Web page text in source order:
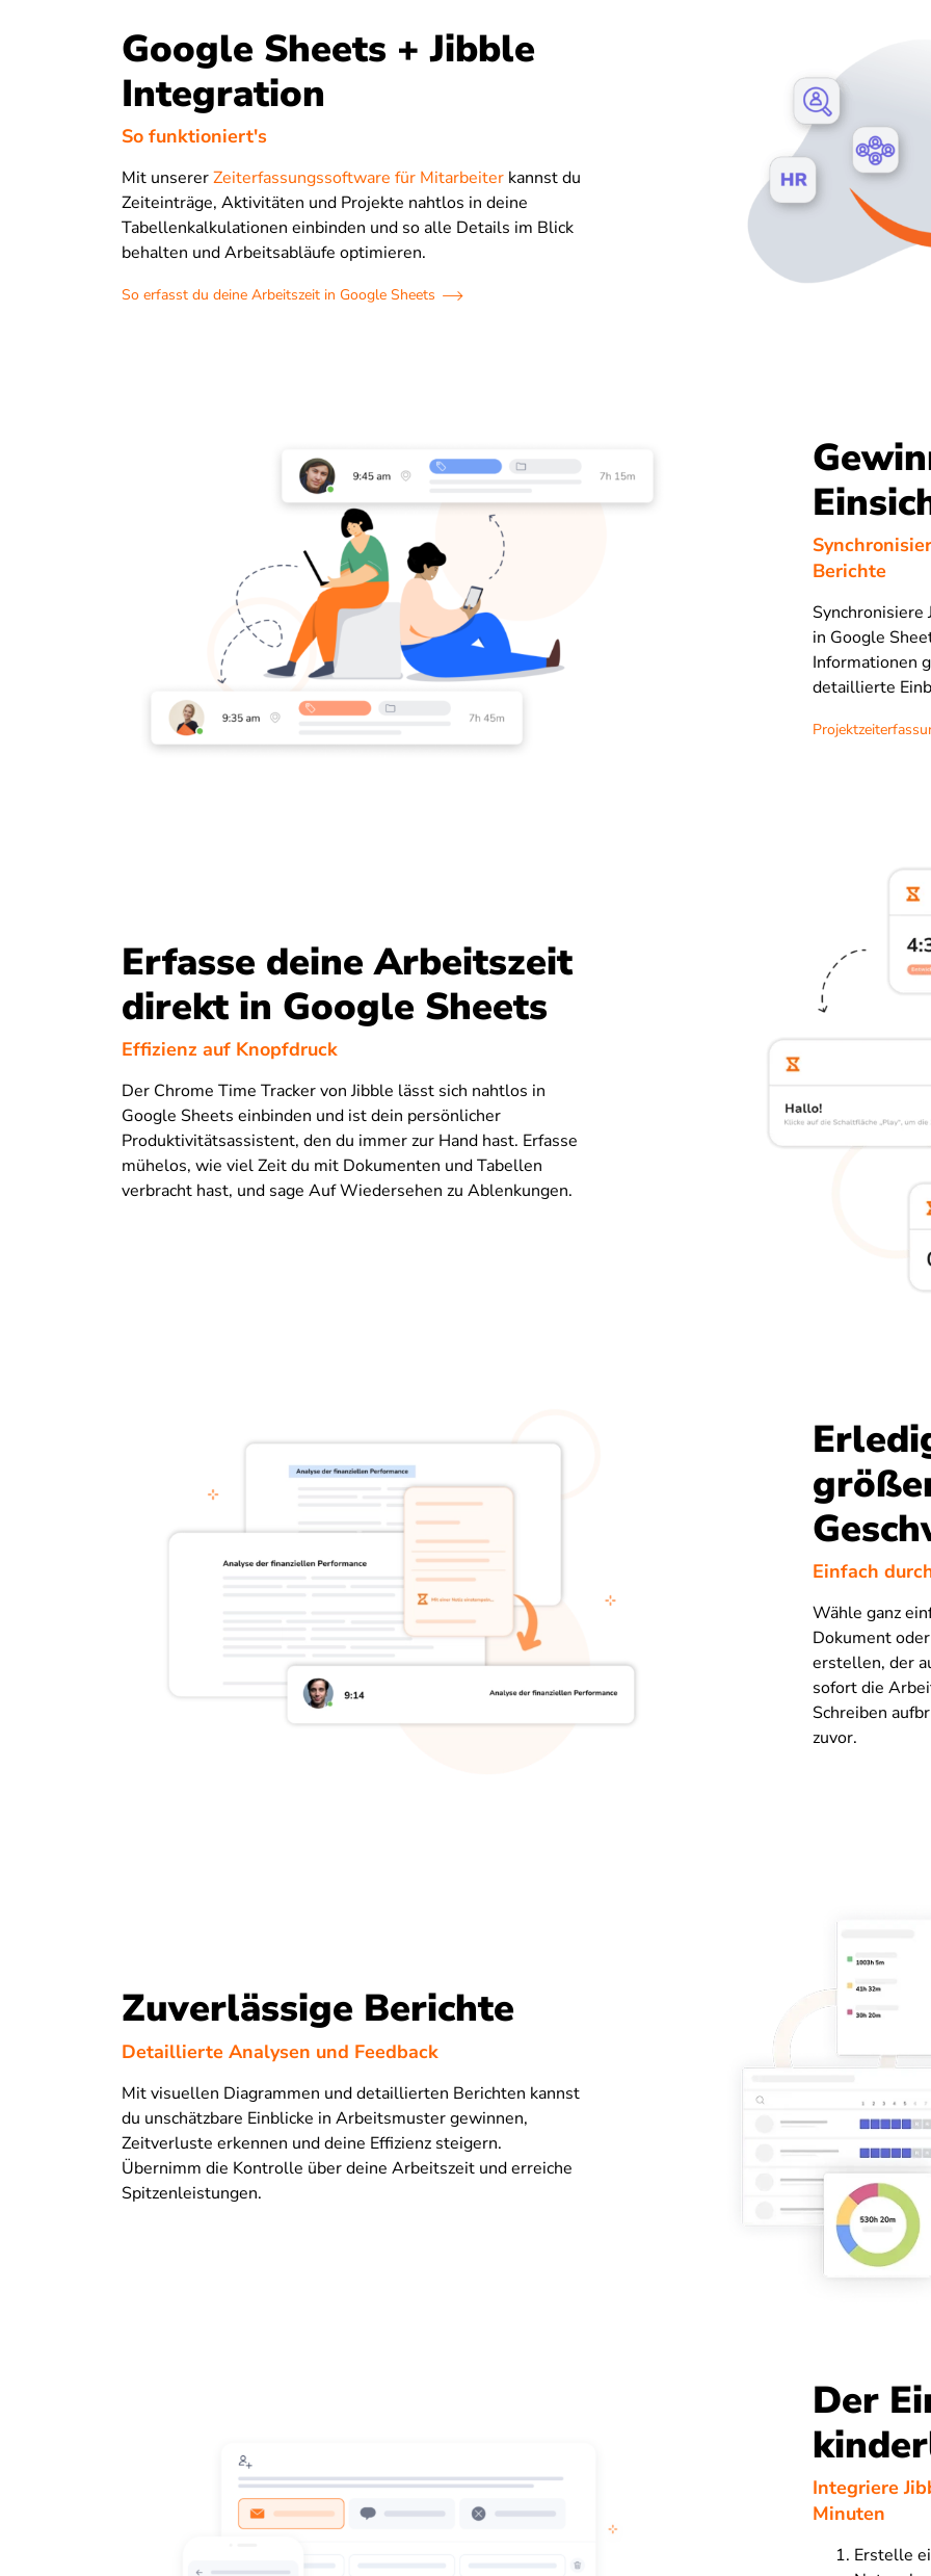
Google Sheets + Jibble
Integration
So funktioniert's
Mit unsererZeiterfassungssoftware für Mitarbeiter kannst du
Zeiteinträge, Aktivitäten und Projekte nahtlos in deine
Tabellenkalkulationen einbinden und so alle Details im Blick
behalten und Arbeitsabläufe optimieren.
So erfasst du deine Arbeitszeit in Google Sheets
Berichte
in Google
Informationen
detaillierte
Erfasse deine Arbeitszeit
direkt in Google Sheets
Effizienz auf Knopfdruck
Der Chrome Time Tracker von Jibble lässt sich nahtlos in
Google Sheets einbinden und ist dein persönlicher
Produktivitätsassistent, den du immer zur Hand hast. Erfasse
mühelos, wie viel Zeit du mit Dokumenten und Tabellen
verbracht hast, und sage Auf Wiedersehen zu Ablenkungen.
Einfach
Wähle ganz
Dokument
erstellen, der
sofort die
Schreiben
zuvor.
Zuverlässige Berichte
Detaillierte Analysen und Feedback
Mit visuellen Diagrammen und detaillierten Berichten kannst
du unschätzbare Einblicke in Arbeitsmuster gewinnen,
Zeitverluste erkennen und deine Effizienz steigern.
Übernimm die Kontrolle über deine Arbeitszeit und erreiche
Spitzenleistungen.
Der
Integriere
Minuten
Erstelle